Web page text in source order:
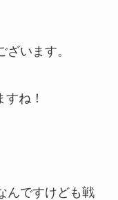
います。
ね！
んですけども戦